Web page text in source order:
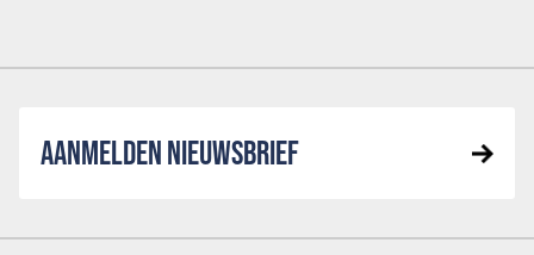
AANMELDEN NIEUWSBRIEF